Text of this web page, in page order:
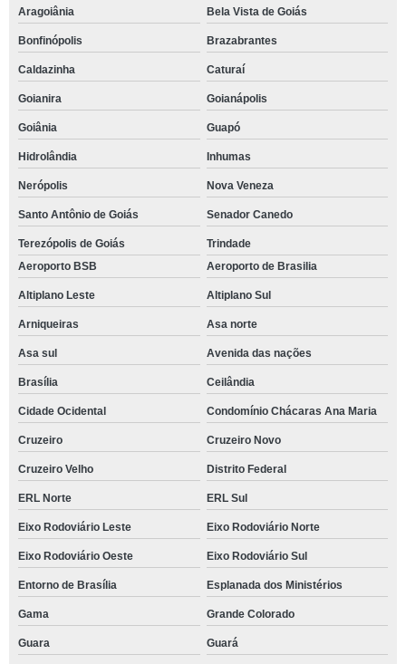
Aragoiânia Bela Vista de Goiás
Bonfinópolis Brazabrantes
Caldazinha Caturaí
Goianira Goianápolis
Goiânia Guapó
Hidrolândia Inhumas
Nerópolis Nova Veneza
Santo Antônio de Goiás Senador Canedo
Terezópolis de Goiás
Trindade
Aeroporto BSB
Aeroporto de Brasilia
Altiplano Leste Altiplano Sul
Arniqueiras Asa norte
Asa sul Avenida das nações
Brasília Ceilândia
Cidade Ocidental Condomínio Chácaras Ana Maria
Cruzeiro Cruzeiro Novo
Cruzeiro Velho Distrito Federal
ERL Norte ERL Sul
Eixo Rodoviário Leste Eixo Rodoviário Norte
Eixo Rodoviário Oeste Eixo Rodoviário Sul
Entorno de Brasília Esplanada dos Ministérios
Gama Grande Colorado
Guara Guará